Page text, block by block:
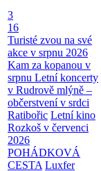
3
16
Turisté zvou na své
akce v srpnu 2026
Kam za kopanou v
srpnu Letní koncerty
v Rudrově mlýně –
občerstvení v srdci
Ratibořic Letní kino
Rozkoš v červenci
2026
POHÁDKOVÁ
CESTA Luxfer